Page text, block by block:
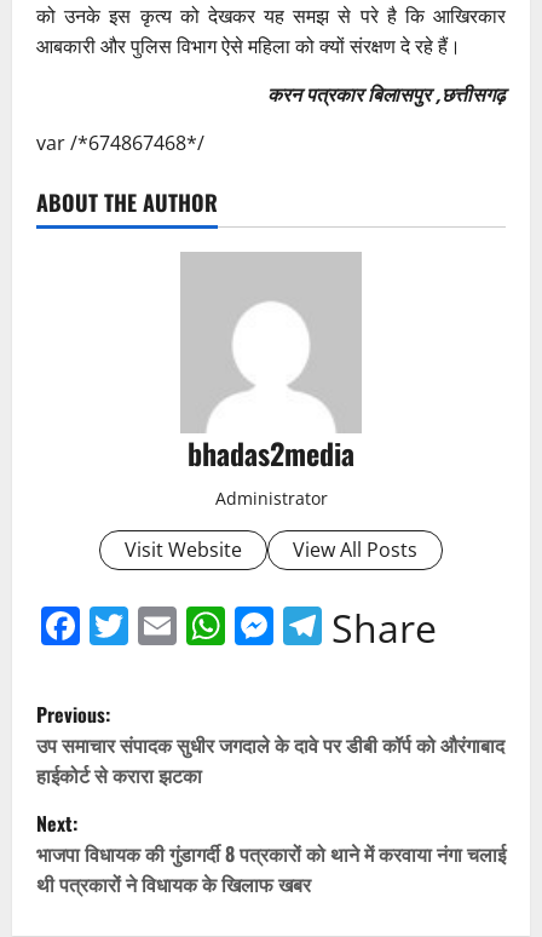
को उनके इस कृत्य को देखकर यह समझ से परे है कि आखिरकार
आबकारी और पुलिस विभाग ऐसे महिला को क्यों संरक्षण दे रहे हैं।
करन पत्रकार बिलासपुर ,छत्तीसगढ़
var /*674867468*/
ABOUT THE AUTHOR
bhadas2media
Administrator
Visit Website View All Posts
Facebook
Twitter
EmailWhatsApp
Messenger
Telegram
Share
P
o
s
t
n
Previous:
उप समाचार संपादक सुधीर जगदाले के दावे पर डीबी कॉर्प को औरंगाबाद
हाईकोर्ट से करारा झटका
Next:
भाजपा विधायक की गुंडागर्दी 8 पत्रकारों को थाने में करवाया नंगा चलाई
थी पत्रकारों ने विधायक के खिलाफ खबर